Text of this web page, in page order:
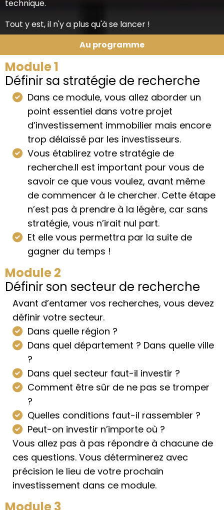
technique.
Tout y est, il n'y a plus qu'à se lancer !
Au programme
Module 1
Définir sa stratégie de recherche
Dans ce module, vous allez aborder un
point essentiel dans votre projet
d’investissement immobilier mais encore
trop délaissé par les investisseurs.
Vous établirez votre stratégie de
recherche.Il est important pour vous de
savoir ce que vous voulez, avant même
de commencer à le chercher. Cette étape
n’est pas à prendre à la légère, car sans
stratégie, vous n’irait nul part.
Et elle vous permettra par la suite de
gagner du temps !
Module 2
Définir son secteur de recherche
Avant d’entamer vos recherches, vous devez
définir votre secteur.
Dans quelle région ?
Dans quel département ? Dans quelle ville
?
Dans quel secteur faut-il investir ?
Comment être sûr de ne pas se tromper
?
Quelles conditions faut-il rassembler ?
Peut-on investir n’importe où ?
Vous allez pas à pas répondre à chacune de
ces questions. Vous déterminerez avec
précision le lieu de votre prochain
investissement dans ce module.